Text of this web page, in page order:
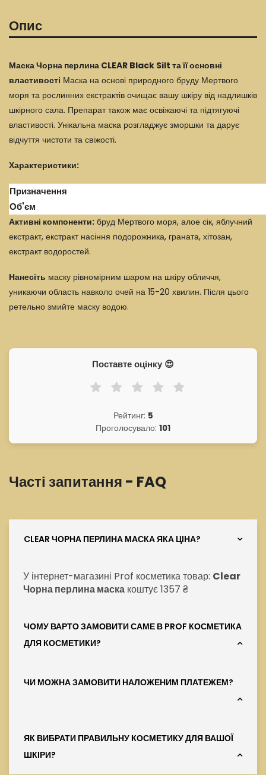
Опис
Маска Чорна перлина CLEAR Black Silt та її основні
властивості Маска на основі природного бруду Мертвого
моря та рослинних екстрактів очищає вашу шкіру від надлишків
шкірного сала. Препарат також має освіжаючі та підтягуючі
властивості. Унікальна маска розгладжує зморшки та дарує
відчуття чистоти та свіжості.
Характеристики:
Призначення
Об'єм
Активні компоненти: бруд Мертвого моря, алое сік, яблучний
екстракт, екстракт насіння подорожника, граната, хітозан,
екстракт водоростей.
Нанесіть маску рівномірним шаром на шкіру обличчя,
уникаючи область навколо очей на 15-20 хвилин. Після цього
ретельно змийте маску водою.
Поставте оцінку 😍
Рейтинг: 5
Проголосувало: 101
Часті запитання - FAQ
CLEAR ЧОРНА ПЕРЛИНА МАСКА ЯКА ЦІНА?
У інтернет-магазині Prof косметика товар: Clear
Чорна перлина маска коштує 1357 ₴
ЧОМУ ВАРТО ЗАМОВИТИ САМЕ В PROF КОСМЕТИКА
ДЛЯ КОСМЕТИКИ?
ЧИ МОЖНА ЗАМОВИТИ НАЛОЖЕНИМ ПЛАТЕЖЕМ?
ЯК ВИБРАТИ ПРАВИЛЬНУ КОСМЕТИКУ ДЛЯ ВАШОЇ
ШКІРИ?